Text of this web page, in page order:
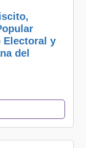
Electoral y
del